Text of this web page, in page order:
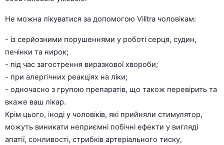
Не можна лікуватися за допомогою Vilitra чоловікам:
- із серйозними порушеннями у роботі серця, судин,
печінки та нирок;
- під час загострення виразкової хвороби;
- при алергічних реакціях на ліки;
- одночасно з групою препаратів, що також перевірить та
вкаже ваш лікар.
Крім цього, іноді у чоловіків, які прийняли стимулятор,
можуть виникати неприємні побічні ефекти у вигляді
апатії, сонливості, стрибків артеріального тиску,